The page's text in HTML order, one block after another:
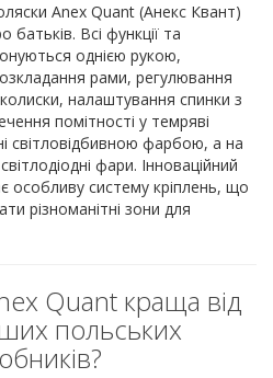
Anex Quant (Анекс Квант)
Всі функції та
однією рукою,
рами, регулювання
налаштування спинки з
помітності у темряві
світловідбивною фарбою, а на
фари. Інноваційний
особливу систему кріплень, що
різноманітні зони для
Quant краща від
польських